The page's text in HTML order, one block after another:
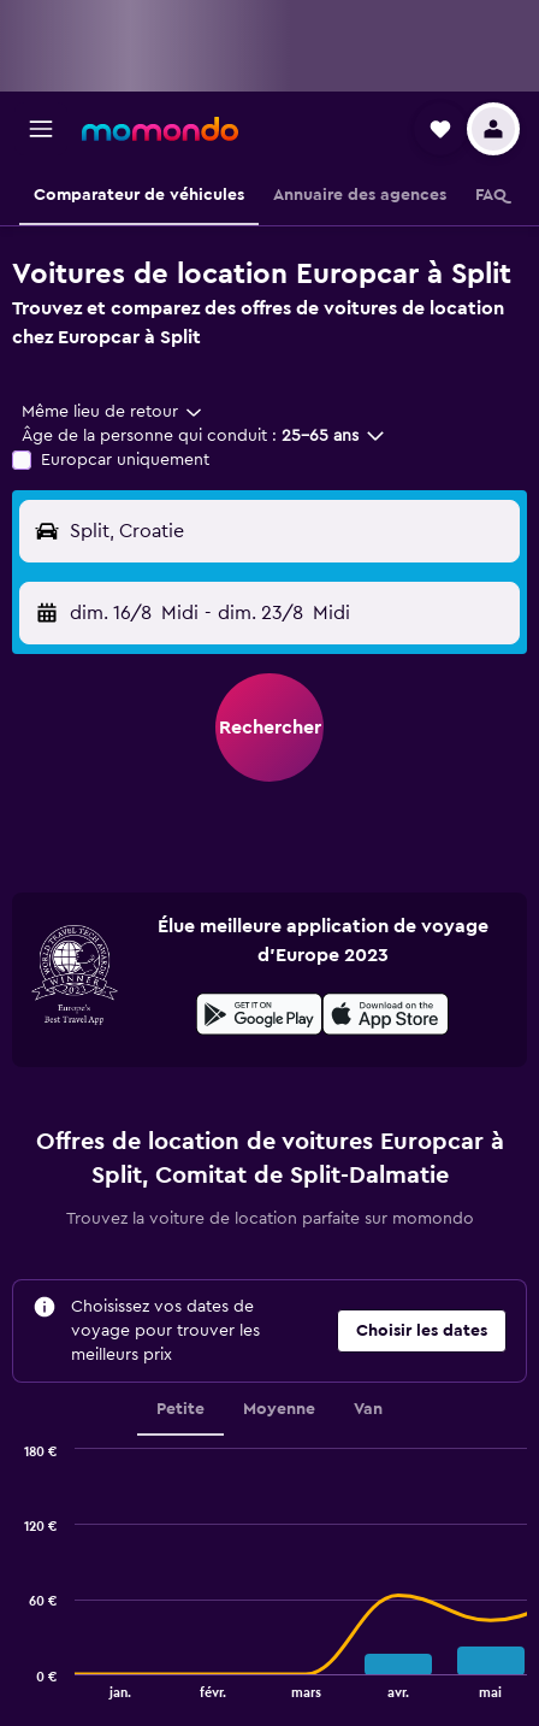
Comparateur de véhicules Annuaire des agences FAQ
Voitures de location Europcar à Split
Trouvez et comparez des offres de voitures de location
chez Europcar à Split
Même lieu de retour
Âge de la personne qui conduit : 25-65 ans
Europcar uniquement
Split, Croatie
dim. 16/8 Midi - dim. 23/8 Midi
Rechercher
Élue meilleure application de voyage
d'Europe 2023
Offres de location de voitures Europcar à
Split, Comitat de Split-Dalmatie
Trouvez la voiture de location parfaite sur momondo
Choisissez vos dates de
voyage pour trouver les
meilleurs prix
Choisir les dates
Petite Moyenne Van
jan. févr. mars avr. mai
0 €
60 €
120 €
180 €